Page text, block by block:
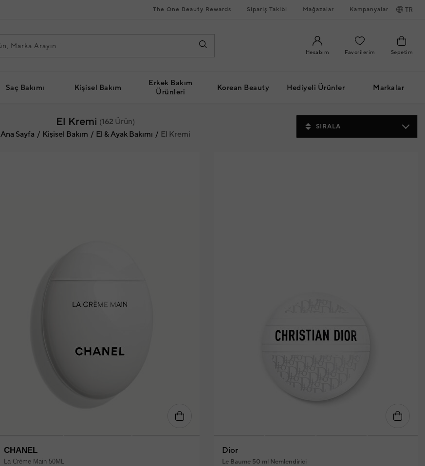
The One Beauty Rewards Sipariş Takibi Mağazalar Kampanyalar TR
Hesabım Favorilerim Sepetim
Saç Bakımı Kişisel Bakım
Erkek Bakım
Ürünleri
Korean Beauty Hediyeli Ürünler Markalar
El Kremi (162 Ürün)
Ana Sayfa
Kişisel Bakım El & Ayak Bakımı El Kremi
SIRALA
CHANEL
La Crème Main 50ML
Dior
Le Baume 50 ml Nemlendirici